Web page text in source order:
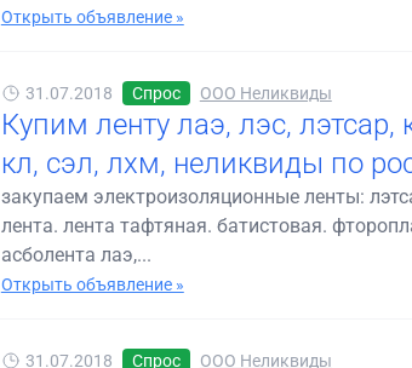
Открыть объявление »
31.07.2018 Спрос ООО Неликвиды
Купим ленту лаэ, лэс,
кл, сэл, лхм, неликвиды по
закупаем электроизоляционные ленты:
лента. лента тафтяная. батистовая.
асболента лаэ,...
Открыть объявление »
31.07.2018 Спрос ООО Неликвиды